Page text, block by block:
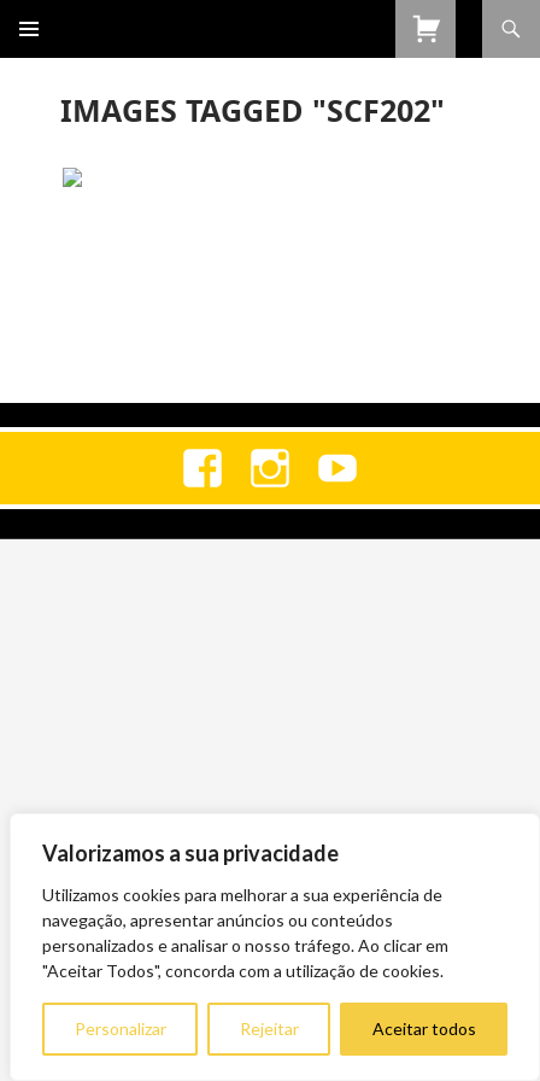
Valorizamos a sua privacidade
Utilizamos cookies para melhorar a sua experiência de
navegação, apresentar anúncios ou conteúdos
personalizados e analisar o nosso tráfego. Ao clicar em
"Aceitar Todos", concorda com a utilização de cookies.
Personalizar Rejeitar Aceitar todos
CONTEÚDO
IMAGES TAGGED "SCF202"